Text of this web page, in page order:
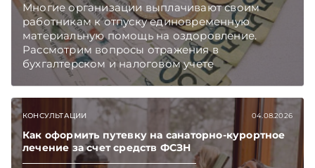
Многие организации выплачивают своим
работникам к отпуску единовременную
материальную помощь на оздоровление.
Рассмотрим вопросы отражения в
бухгалтерском и налоговом учете
хозяйственных операций по начислению и
Подписывайтесь на Telegram‑канал и Viber.
Главное об экономике Беларуси — раньше,
чем в новостях TelegramViber
КОНСУЛЬТАЦИИ 04.08.2026
Как оформить путевку на санаторно-курортное
лечение за счет средств ФСЗН